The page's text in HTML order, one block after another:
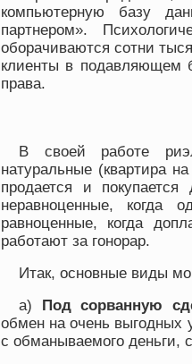
компьютерную базу
партнером».
оборачиваются сотни
клиенты в подавляющем
права.
В своей работе
натуральные (квартира
продается и
неравноценные, когда
равноценные, когда
работают за гонорар.
Итак, основные виды
а) Под сорванную
обмен на очень выгодных
с обманываемого деньги,